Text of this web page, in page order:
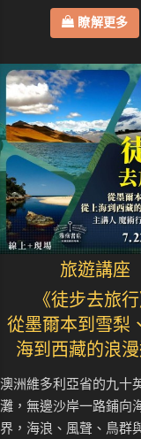
瞭解更多
旅遊講座
《徒步去旅行
從墨爾本到雪梨
海到西藏的浪
澳洲維多利亞省的九十
灘，無邊沙岸一路鋪向
界，海浪、風聲、鳥群